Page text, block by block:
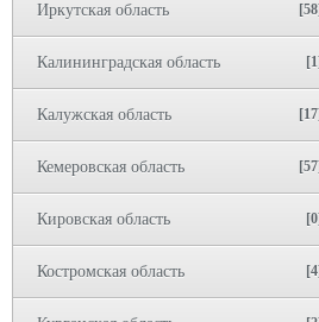
Иркутская область [58]
Калининградская область [1]
Калужская область [17]
Кемеровская область [57]
Кировская область [0]
Костромская область [4]